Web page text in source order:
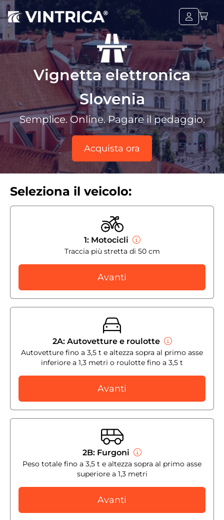
Vignetta elettronica
Slovenia
Semplice. Online. Pagare il pedaggio.
Acquista ora
Seleziona il veicolo:
1: Motocicli
Traccia più stretta di 50 cm
Avanti
2A: Autovetture e roulotte
Autovetture fino a 3,5 t e altezza sopra al primo asse
inferiore a 1,3 metri o roulotte fino a 3,5 t
Avanti
2B: Furgoni
Peso totale fino a 3,5 t e altezza sopra al primo asse
superiore a 1,3 metri
Avanti